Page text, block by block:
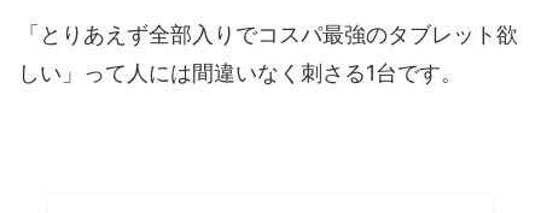
「とりあえず全部入りでコスパ最強のタブレット欲
しい」って人には間違いなく刺さる1台です。​